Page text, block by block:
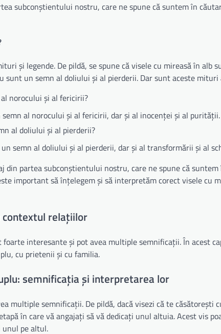
subconștientului nostru, care ne spune că suntem în
și legende. De pildă, se spune că visele cu mireasă în alb
un semn al doliului și al pierderii. Dar sunt aceste mituri
norocului și al fericirii?
al norocului și al fericirii, dar și al inocenței și al purității.
al doliului și al pierderii?
semn al doliului și al pierderii, dar și al transformării și al
din partea subconștientului nostru, care ne spune că
important să înțelegem și să interpretăm corect visele cu
contextul relațiilor
interesante și pot avea multiple semnificații. În acest
cu prietenii și cu familia.
semnificația și interpretarea lor
multiple semnificații. De pildă, dacă visezi că te căsătorești
în care vă angajați să vă dedicați unul altuia. Acest vis
unul pe altul.